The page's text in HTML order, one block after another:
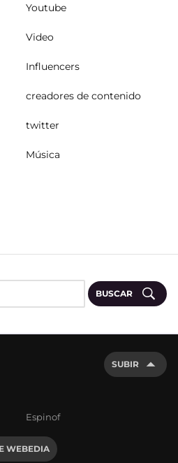
Youtube
Video
Influencers
creadores de contenido
twitter
Música
BUSCAR
SUBIR
Espinof
WEBEDIA